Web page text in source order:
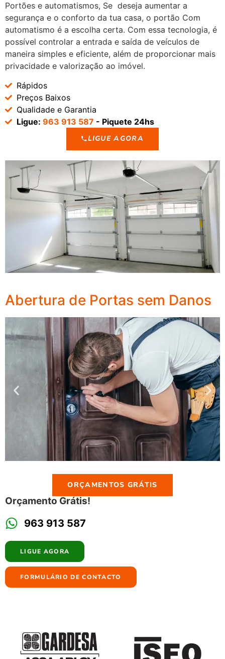
Portões e automatismos, Se deseja aumentar a
segurança e o conforto da tua casa, o portão Com
automatismo é a escolha certa. Com essa tecnologia, é
possível controlar a entrada e saída de veículos de
maneira simples e eficiente, além de proporcionar mais
privacidade e valorização ao imóvel.
Rápidos
Preços Baixos
Qualidade e Garantia
Ligue: 963 913 587 - Piquete 24hs
LIGUE AGORA
Abertura de Portas sem Danos
ORÇAMENTOS GRÁTIS
Orçamento Grátis!
963 913 587
LIGUE AGORA
FORMULÁRIO DE CONTACTO